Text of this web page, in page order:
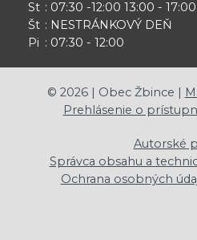
St
Št
Pi
: 07:30 -12:00 13:00 - 17:00
: NESTRÁNKOVÝ DEŇ
: 07:30 - 12:00
© 2026| Obec Žbince |
Prehlásenie o
Autorské
Správca obsahu a
Ochrana osobných